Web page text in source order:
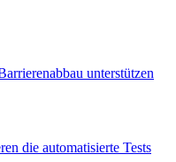
unterstützen
die automatisierte Tests